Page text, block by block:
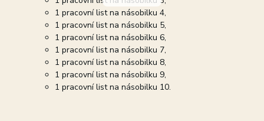
1 pracovní list na násobilku 4,
1 pracovní list na násobilku 5,
1 pracovní list na násobilku 6,
1 pracovní list na násobilku 7,
1 pracovní list na násobilku 8,
1 pracovní list na násobilku 9,
1 pracovní list na násobilku 10.